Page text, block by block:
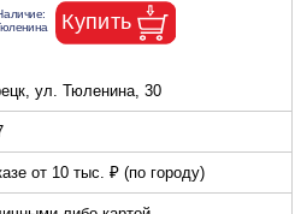
ул. Тюленина, 30
от 10 тыс. ₽ (по городу)